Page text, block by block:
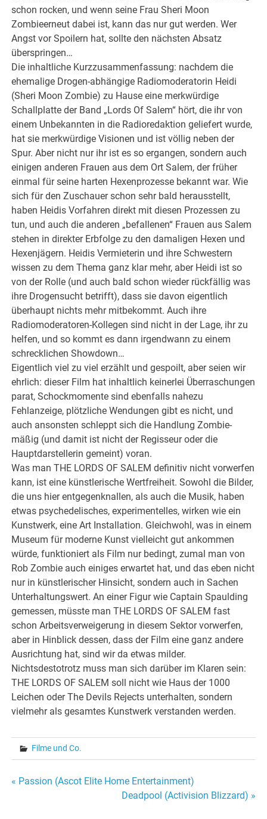
schon rocken, und wenn seine Frau Sheri Moon
Zombieerneut dabei ist, kann das nur gut werden. Wer
Angst vor Spoilern hat, sollte den nächsten Absatz
überspringen…
Die inhaltliche Kurzzusammenfassung: nachdem die
ehemalige Drogen-abhängige Radiomoderatorin Heidi
(Sheri Moon Zombie) zu Hause eine merkwürdige
Schallplatte der Band „Lords Of Salem“ hört, die ihr von
einem Unbekannten in die Radioredaktion geliefert wurde,
hat sie merkwürdige Visionen und ist völlig neben der
Spur. Aber nicht nur ihr ist es so ergangen, sondern auch
einigen anderen Frauen aus dem Ort Salem, der früher
einmal für seine harten Hexenprozesse bekannt war. Wie
sich für den Zuschauer schon sehr bald herausstellt,
haben Heidis Vorfahren direkt mit diesen Prozessen zu
tun, und auch die anderen „befallenen“ Frauen aus Salem
stehen in direkter Erbfolge zu den damaligen Hexen und
Hexenjägern. Heidis Vermieterin und ihre Schwestern
wissen zu dem Thema ganz klar mehr, aber Heidi ist so
von der Rolle (und auch bald schon wieder rückfällig was
ihre Drogensucht betrifft), dass sie davon eigentlich
überhaupt nichts mehr mitbekommt. Auch ihre
Radiomoderatoren-Kollegen sind nicht in der Lage, ihr zu
helfen, und so kommt es dann irgendwann zu einem
schrecklichen Showdown…
Eigentlich viel zu viel erzählt und gespoilt, aber seien wir
ehrlich: dieser Film hat inhaltlich keinerlei Überraschungen
parat, Schockmomente sind ebenfalls nahezu
Fehlanzeige, plötzliche Wendungen gibt es nicht, und
auch ansonsten schleppt sich die Handlung Zombie-
mäßig (und damit ist nicht der Regisseur oder die
Hauptdarstellerin gemeint) voran.
Was man THE LORDS OF SALEM definitiv nicht vorwerfen
kann, ist eine künstlerische Wertfreiheit. Sowohl die Bilder,
die uns hier entgegenknallen, als auch die Musik, haben
etwas psychedelisches, experimentelles, wirken wie ein
Kunstwerk, eine Art Installation. Gleichwohl, was in einem
Museum für moderne Kunst vielleicht gut ankommen
würde, funktioniert als Film nur bedingt, zumal man von
Rob Zombie auch einiges erwartet hat, und das eben nicht
nur in künstlerischer Hinsicht, sondern auch in Sachen
Unterhaltungswert. An einer Figur wie Captain Spaulding
gemessen, müsste man THE LORDS OF SALEM fast
schon Arbeitsverweigerung in diesem Sektor vorwerfen,
aber in Hinblick dessen, dass der Film eine ganz andere
Ausrichtung hat, sind wir da etwas milder.
Nichtsdestotrotz muss man sich darüber im Klaren sein:
THE LORDS OF SALEM soll nicht wie Haus der 1000
Leichen oder The Devils Rejects unterhalten, sondern
vielmehr als gesamtes Kunstwerk verstanden werden.
Filme und Co.
Beitragsnavigation
« Passion (Ascot Elite Home Entertainment)
Deadpool (Activision Blizzard) »